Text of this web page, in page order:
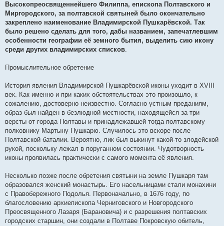
Высокопреосвященнейшего Филиппа, епископа Полтавского и
Миргородского, за полтавской святыней было окончательно
закреплено наименование Владимирской Пушкарёвской. Так
было решено сделать для того, дабы названием, запечатлевшим
особенности географии её земного бытия, выделить сию икону
среди других владимирских списков.
Промыслительное обретение
История явления Владимирской Пушкарёвской иконы уходит в ХVІІІ
век. Как именно и при каких обстоятельствах это произошло, к
сожалению, достоверно неизвестно. Согласно устным преданиям,
образ был найден в безлюдной местности, находящейся за три
версты от города Полтавы и принадлежавшей тогда полтавскому
полковнику Мартыну Пушкарю. Случилось это вскоре после
Полтавской баталии. Вероятно, лик был выкинут какой-то злодейской
рукой, поскольку лежал в поруганном состоянии. Чудотворность
иконы проявилась практически с самого момента её явления.
Несколько позже после обретения святыни на земле Пушкаря там
образовался женский монастырь. Его насельницами стали монахини
с Правобережного Подолья. Первоначально, в 1676 году, по
благословению архиепископа Черниговского и Новгородского
Преосвященного Лазаря (Барановича) и с разрешения полтавских
городских старшин, они создали в Полтаве Покровскую обитель,